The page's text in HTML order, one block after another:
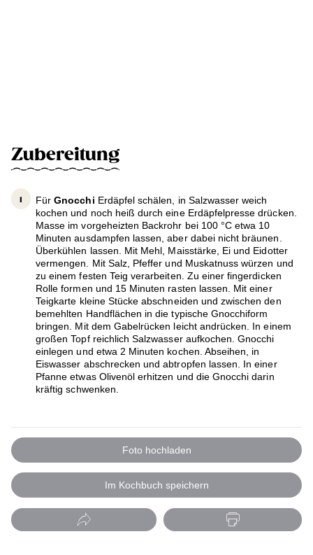
Zubereitung
FürGnocchi Erdäpfel schälen, in Salzwasser weich
kochen und noch heiß durch eine Erdäpfelpresse drücken.
Masse im vorgeheizten Backrohr bei 100 °C etwa 10
Minuten ausdampfen lassen, aber dabei nicht bräunen.
Überkühlen lassen. Mit Mehl, Maisstärke, Ei und Eidotter
vermengen. Mit Salz, Pfeffer und Muskatnuss würzen und
zu einem festen Teig verarbeiten. Zu einer fingerdicken
Rolle formen und 15 Minuten rasten lassen. Mit einer
Teigkarte kleine Stücke abschneiden und zwischen den
bemehlten Handflächen in die typische Gnocchiform
bringen. Mit dem Gabelrücken leicht andrücken. In einem
großen Topf reichlich Salzwasser aufkochen. Gnocchi
einlegen und etwa 2 Minuten kochen. Abseihen, in
Eiswasser abschrecken und abtropfen lassen. In einer
Pfanne etwas Olivenöl erhitzen und die Gnocchi darin
kräftig schwenken.
Foto hochladen
Im Kochbuch speichern